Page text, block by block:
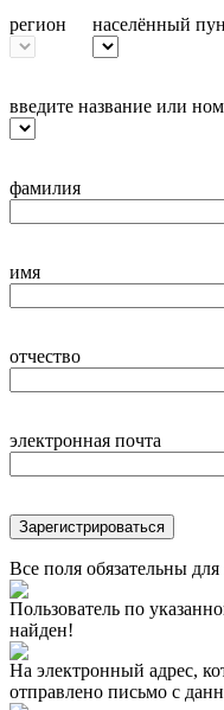
регион населённый
введите название или
фамилия
имя
отчество
электронная почта
Зарегистрироваться
Все поля обязательны
Пользователь по
найден!
На электронный адрес,
отправлено письмо с